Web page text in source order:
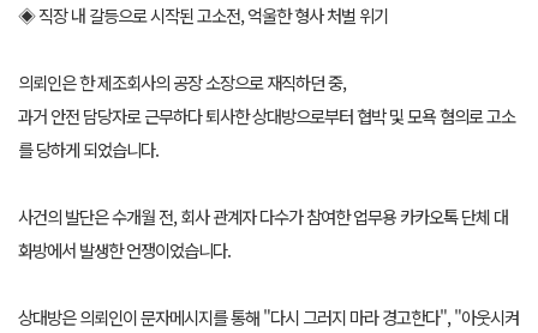
◈ 직장 내 갈등으로 시작된 고소전, 억울한 형사 처벌 위기
의뢰인은 한 제조회사의 공장 소장으로 재직하던 중,
과거 안전 담당자로 근무하다 퇴사한 상대방으로부터 협박 및 모욕 혐의로 고소
를 당하게 되었습니다.
사건의 발단은 수개월 전, 회사 관계자 다수가 참여한 업무용 카카오톡 단체 대
화방에서 발생한 언쟁이었습니다.
상대방은 의뢰인이 문자메시지를 통해 "다시 그러지 마라 경고한다", "아웃시켜